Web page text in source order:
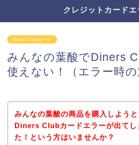
クレジットカードエ
Diners Clubカード
みんなの葉酸でDiners
使えない！（エラー時の
みんなの葉酸の商品を購入しようと
Diners Clubカードエラーが出てし
た！という方はいませんか？